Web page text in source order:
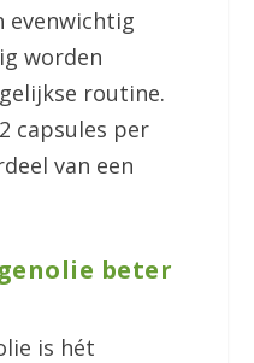
evenwichtig
worden
routine.
capsules per
van een
beter
is hét